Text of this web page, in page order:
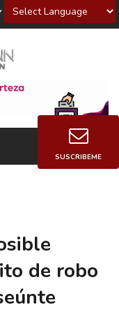
Powered by
Decidir
de robo
SUSCRIBEME